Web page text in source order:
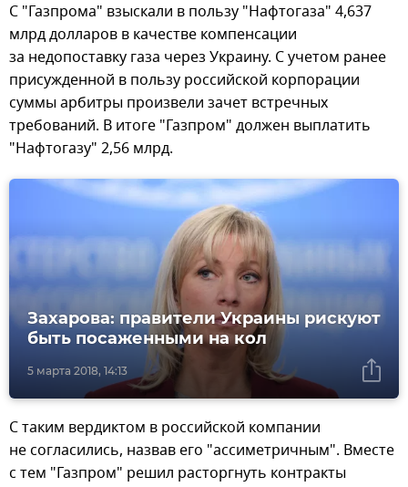
С "Газпрома" взыскали в пользу "Нафтогаза" 4,637
млрд долларов в качестве компенсации
за недопоставку газа через Украину. С учетом ранее
присужденной в пользу российской корпорации
суммы арбитры произвели зачет встречных
требований. В итоге "Газпром" должен выплатить
"Нафтогазу" 2,56 млрд.
5 марта 2018, 14:13
Захарова: правители Украины рискуют
быть посаженными на кол
С таким вердиктом в российской компании
не согласились, назвав его "ассиметричным". Вместе
с тем "Газпром" решил расторгнуть контракты